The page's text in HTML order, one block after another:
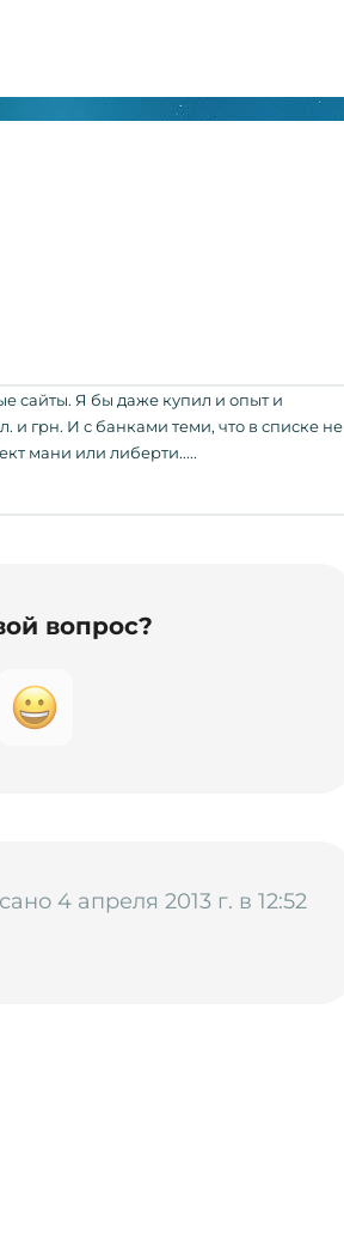
сайты. Я бы даже купил и опыт и
и грн. И с банками теми, что в списке не
мани или либерти.....
вопрос?
4 апреля 2013 г. в 12:52